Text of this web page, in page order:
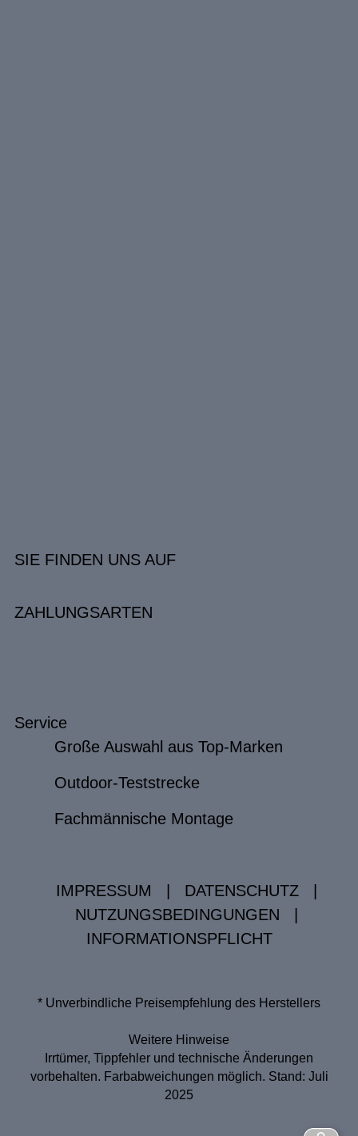
SIE FINDEN UNS AUF
ZAHLUNGSARTEN
Service
Große Auswahl aus Top-Marken
Outdoor-Teststrecke
Fachmännische Montage
IMPRESSUM DATENSCHUTZ
NUTZUNGSBEDINGUNGEN
INFORMATIONSPFLICHT
* Unverbindliche Preisempfehlung des Herstellers
Weitere Hinweise
Irrtümer, Tippfehler und technische Änderungen
vorbehalten. Farbabweichungen möglich. Stand: Juli
2025